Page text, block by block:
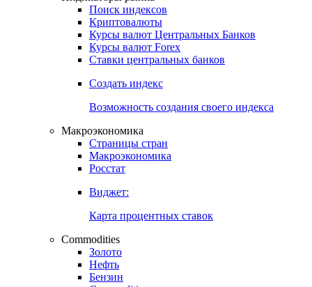
Получить доступ
Индикаторы рынка
Поиск индексов
Курсы валют Центральных Банков
Ставки центральных банков
Создать индекс
Возможность создания своего индекса
Страницы стран
Росстат
Виджет:
Карта процентных ставок